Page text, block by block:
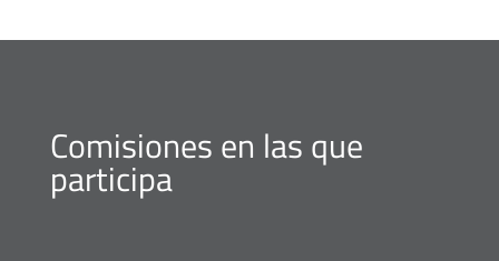
Comisiones en las que
participa